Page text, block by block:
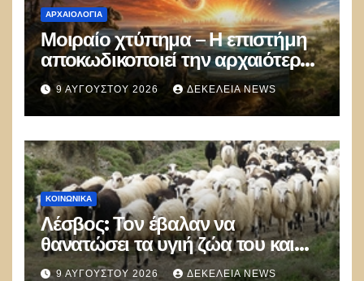
ΑΡΧΑΙΟΛΟΓΊΑ
Μοιραίο χτύπημα – Η επιστήμη
αποκωδικοποιεί την αρχαιότερη
μαζική δολοφονία στην Ιστορία
9 ΑΥΓΟΎΣΤΟΥ 2026 ΔΕΚΈΛΕΙΑ NEWS
ΚΟΙΝΩΝΙΚΑ
Λέσβος: Τον έβαλαν να
θανατώσει τα υγιή ζώα του και
πέθανε από την στενοχώρια του!
9 ΑΥΓΟΎΣΤΟΥ 2026 ΔΕΚΈΛΕΙΑ NEWS